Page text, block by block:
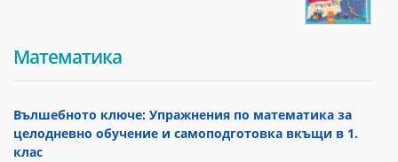
Математика
Вълшебното ключе: Упражнения по математика за
целодневно обучение и самоподготовка вкъщи в 1.
клас